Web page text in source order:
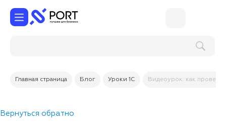
Главная страница Блог Уроки 1С Видеоурок: как
Вернуться обратно